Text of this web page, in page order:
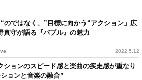
“のではなく、”目標に向かう“アクション」広
真守が語る『バブル』の魅力
2022.5.12
ションのスピード感と楽曲の疾走感が重なり
ョンと音楽の融合”